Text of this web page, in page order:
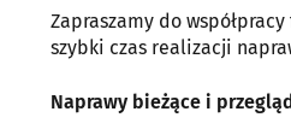
Zapraszamy do
szybki czas realizacji
Naprawy bieżące i